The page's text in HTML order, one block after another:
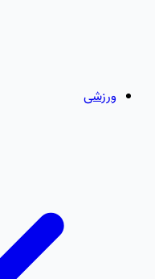
ورزشی